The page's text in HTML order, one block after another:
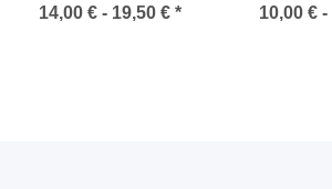
14,00 € - 19,50 € * 10,00 € -